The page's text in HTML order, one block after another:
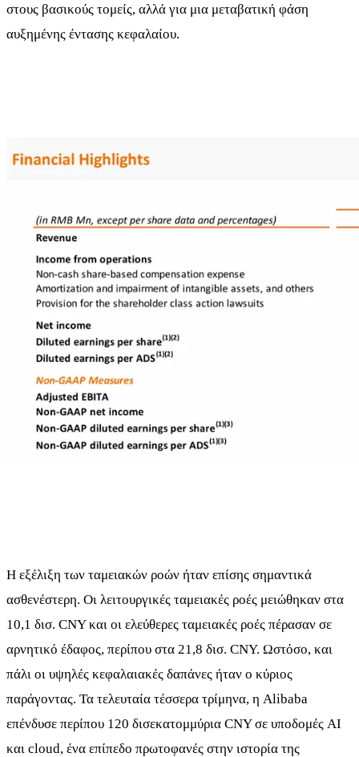
στους βασικούς τομείς, αλλά για μια μεταβατική φάση
αυξημένης έντασης κεφαλαίου.
Η εξέλιξη των ταμειακών ροών ήταν επίσης σημαντικά
ασθενέστερη. Οι λειτουργικές ταμειακές ροές μειώθηκαν στα
10,1 δισ. CNY και οι ελεύθερες ταμειακές ροές πέρασαν σε
αρνητικό έδαφος, περίπου στα 21,8 δισ. CNY. Ωστόσο, και
πάλι οι υψηλές κεφαλαιακές δαπάνες ήταν ο κύριος
παράγοντας. Τα τελευταία τέσσερα τρίμηνα, η Alibaba
επένδυσε περίπου 120 δισεκατομμύρια CNY σε υποδομές AI
και cloud, ένα επίπεδο πρωτοφανές στην ιστορία της